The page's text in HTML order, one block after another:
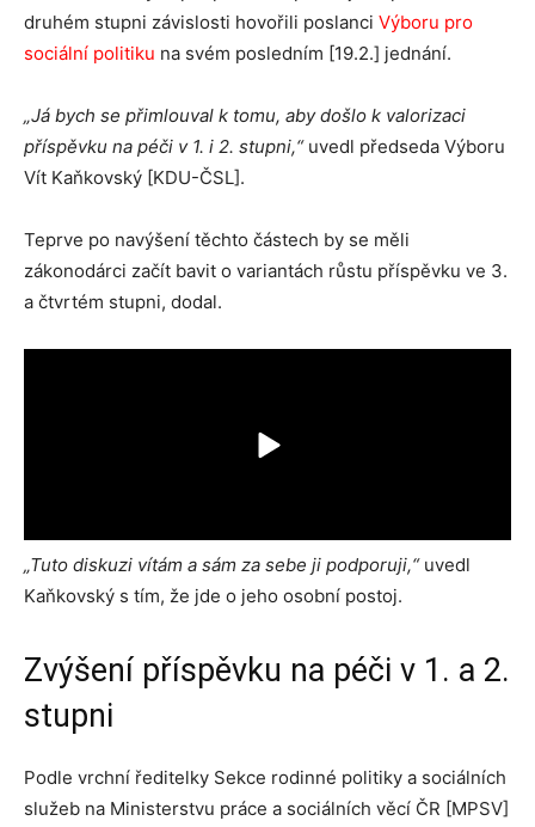
druhém stupni závislosti hovořili poslanci Výboru pro
sociální politiku na svém posledním [19.2.] jednání.
„Já bych se přimlouval k tomu, aby došlo k valorizaci
příspěvku na péči v 1. i 2. stupni,“uvedl předseda Výboru
Vít Kaňkovský [KDU-ČSL].
Teprve po navýšení těchto částech by se měli
zákonodárci začít bavit o variantách růstu příspěvku ve 3.
a čtvrtém stupni, dodal.
„Tuto diskuzi vítám a sám za sebe ji podporuji,“ uvedl
Kaňkovský s tím, že jde o jeho osobní postoj.
Zvýšení příspěvku na péči v 1. a 2.
stupni
Podle vrchní ředitelky Sekce rodinné politiky a sociálních
služeb na Ministerstvu práce a sociálních věcí ČR [MPSV]